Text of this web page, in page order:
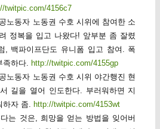
twitpic.com/4156c7
노동자 노동권 수호 시위에 참여한 소
정복을 입고 나왔다! 앞부분 좀 잘렸
, 백파이프단도 유니폼 입고 참여. 폭
족하다. http://twitpic.com/4155gp
노동자 노동권 수호 시위 야간행진 현
길을 열어 인도한다. 부러워하면 지
자 좀. http://twitpic.com/4153wt
는 것은, 희망을 얻는 방법을 잊어버